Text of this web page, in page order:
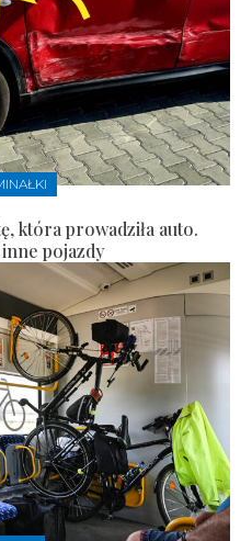
która prowadziła auto.
inne pojazdy